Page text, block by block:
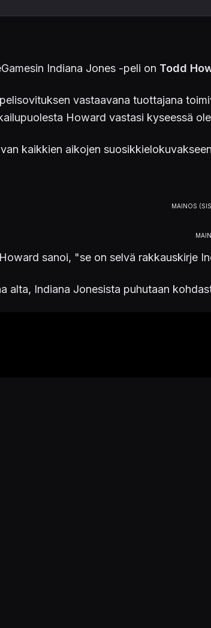
Indiana Jones -peli on Todd
pelisovituksen vastaavana tuottajana
Howard vastasi kyseessä
kaikkien aikojen
sanoi, "se on selvä rakkauskirje
alta, Indiana Jonesista puhutaan